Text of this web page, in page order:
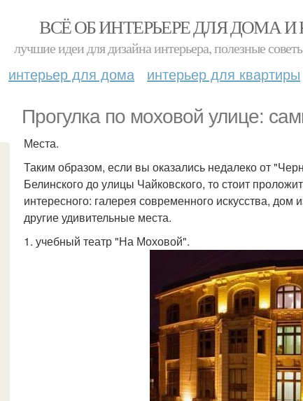
ВСЁ ОБ ИНТЕРЬЕРЕ ДЛЯ ДОМА
лучшие идеи для дизайна интерьера, полезные
интерьер для дома интерьер для квартиры
Прогулка по моховой улице:
Места.
Таким образом, если вы оказались недалеко от
Белинского до улицы Чайковского, то стоит
интересного: галерея современного искусства,
другие удивительные места.
1. учебный театр "На Моховой".